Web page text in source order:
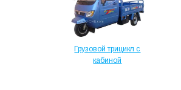
Грузовой трицикл с
кабиной